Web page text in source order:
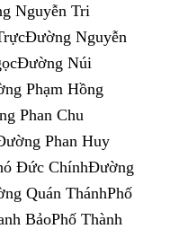
Nguyễn Tri
Nguyễn
Núi
Phạm Hồng
Phan Chu
Phan Huy
Đức ChínhĐường
Quán ThánhPhố
BảoPhố Thành